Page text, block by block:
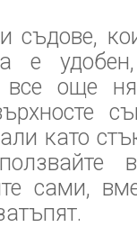
съдове,
е
все още
като
сами,